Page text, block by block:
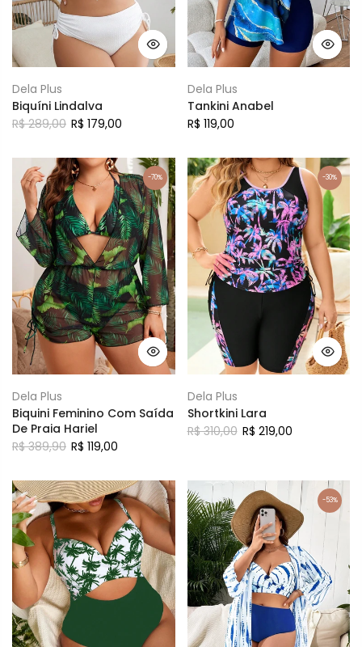
Dela Plus
Biquíni Lindalva
R$ 289,00 R$ 179,00
Dela Plus
Tankini Anabel
R$ 119,00
-70%
Dela Plus
Biquini Feminino Com Saída
De Praia Hariel
R$ 389,90 R$ 119,00
-30%
Dela Plus
Shortkini Lara
R$ 310,00 R$ 219,00
-53%